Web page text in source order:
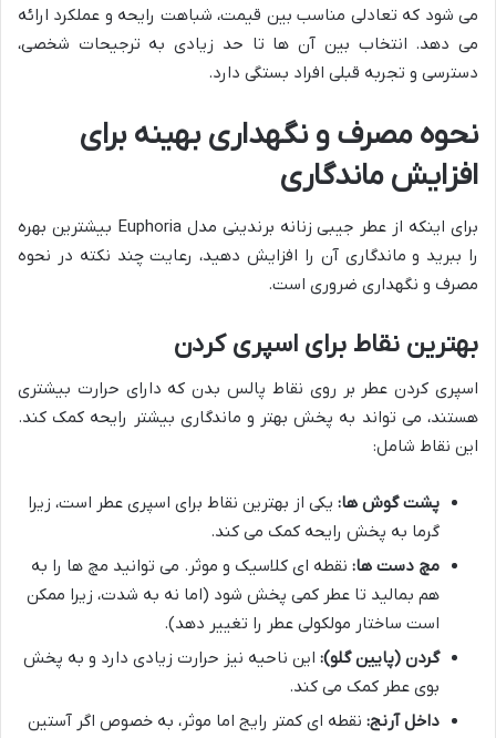
می شود که تعادلی مناسب بین قیمت، شباهت رایحه و عملکرد ارائه
می دهد. انتخاب بین آن ها تا حد زیادی به ترجیحات شخصی،
دسترسی و تجربه قبلی افراد بستگی دارد.
نحوه مصرف و نگهداری بهینه برای
افزایش ماندگاری
برای اینکه از عطر جیبی زنانه برندینی مدل Euphoria بیشترین بهره
را ببرید و ماندگاری آن را افزایش دهید، رعایت چند نکته در نحوه
مصرف و نگهداری ضروری است.
بهترین نقاط برای اسپری کردن
اسپری کردن عطر بر روی نقاط پالس بدن که دارای حرارت بیشتری
هستند، می تواند به پخش بهتر و ماندگاری بیشتر رایحه کمک کند.
این نقاط شامل:
پشت گوش ها: یکی از بهترین نقاط برای اسپری عطر است، زیرا
گرما به پخش رایحه کمک می کند.
مچ دست ها: نقطه ای کلاسیک و موثر. می توانید مچ ها را به
هم بمالید تا عطر کمی پخش شود (اما نه به شدت، زیرا ممکن
است ساختار مولکولی عطر را تغییر دهد).
گردن (پایین گلو): این ناحیه نیز حرارت زیادی دارد و به پخش
بوی عطر کمک می کند.
داخل آرنج: نقطه ای کمتر رایج اما موثر، به خصوص اگر آستین